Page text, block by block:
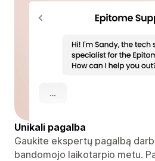
Unikali pagalba
Gaukite ekspertų pagalbą
bandomojo laikotarpio metu.